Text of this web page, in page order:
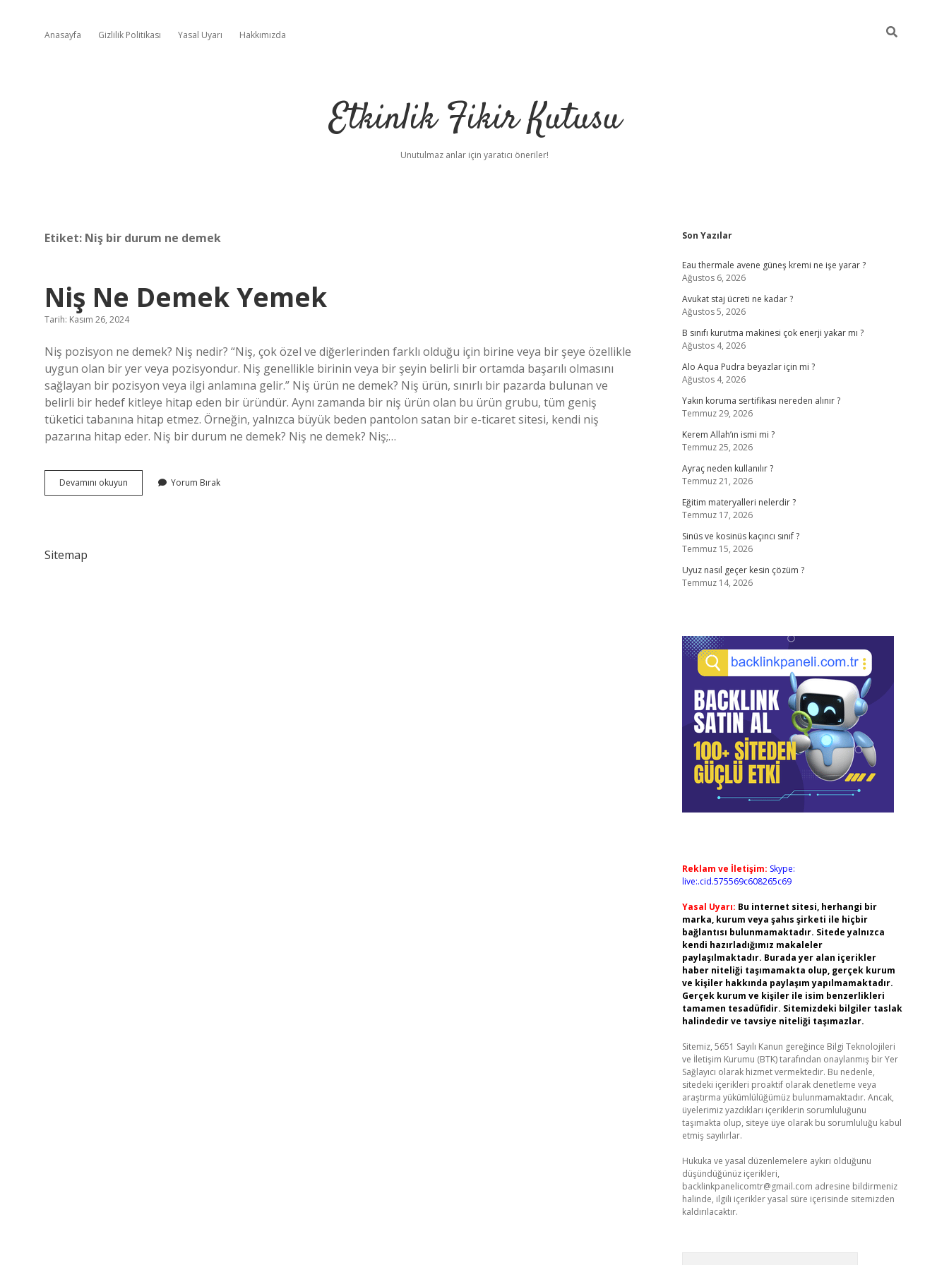
Anasayfa Gizlilik Politikası Yasal Uyarı Hakkımızda
Etkinlik Fikir Kutusu
Unutulmaz anlar için yaratıcı öneriler!
Etiket: Niş bir durum ne demek
Niş Ne Demek Yemek
Tarih: Kasım 26, 2024
Niş pozisyon ne demek? Niş nedir? “Niş, çok özel ve diğerlerinden farklı olduğu için birine veya bir şeye özellikle
uygun olan bir yer veya pozisyondur. Niş genellikle birinin veya bir şeyin belirli bir ortamda başarılı olmasını
sağlayan bir pozisyon veya ilgi anlamına gelir.” Niş ürün ne demek? Niş ürün, sınırlı bir pazarda bulunan ve
belirli bir hedef kitleye hitap eden bir üründür. Aynı zamanda bir niş ürün olan bu ürün grubu, tüm geniş
tüketici tabanına hitap etmez. Örneğin, yalnızca büyük beden pantolon satan bir e-ticaret sitesi, kendi niş
pazarına hitap eder. Niş bir durum ne demek? Niş ne demek? Niş;…
Devamını okuyun
Ne
Yorum Bırak
Sitemap
Sidebar
Son Yazılar
Eau thermale avene güneş kremi ne işe yarar ?
Ağustos 6, 2026
Avukat staj ücreti ne kadar ?
Ağustos 5, 2026
B sınıfı kurutma makinesi çok enerji yakar mı ?
Ağustos 4, 2026
Alo Aqua Pudra beyazlar için mi ?
Ağustos 4, 2026
Yakın koruma sertifikası nereden alınır ?
Temmuz 29, 2026
Kerem Allah’ın ismi mi ?
Temmuz 25, 2026
Ayraç neden kullanılır ?
Temmuz 21, 2026
Eğitim materyalleri nelerdir ?
Temmuz 17, 2026
Sinüs ve kosinüs kaçıncı sınıf ?
Temmuz 15, 2026
Uyuz nasıl geçer kesin çözüm ?
Temmuz 14, 2026
Reklam ve İletişim: Skype:
live:.cid.575569c608265c69
Yasal Uyarı: Bu internet sitesi, herhangi bir
marka, kurum veya şahıs şirketi ile hiçbir
bağlantısı bulunmamaktadır. Sitede yalnızca
kendi hazırladığımız makaleler
paylaşılmaktadır. Burada yer alan içerikler
haber niteliği taşımamakta olup, gerçek kurum
ve kişiler hakkında paylaşım yapılmamaktadır.
Gerçek kurum ve kişiler ile isim benzerlikleri
tamamen tesadüfidir. Sitemizdeki bilgiler taslak
halindedir ve tavsiye niteliği taşımazlar.
Sitemiz, 5651 Sayılı Kanun gereğince Bilgi Teknolojileri
ve İletişim Kurumu (BTK) tarafından onaylanmış bir Yer
Sağlayıcı olarak hizmet vermektedir. Bu nedenle,
sitedeki içerikleri proaktif olarak denetleme veya
araştırma yükümlülüğümüz bulunmamaktadır. Ancak,
üyelerimiz yazdıkları içeriklerin sorumluluğunu
taşımakta olup, siteye üye olarak bu sorumluluğu kabul
etmiş sayılırlar.
Hukuka ve yasal düzenlemelere aykırı olduğunu
düşündüğünüz içerikleri,
backlinkpanelicomtr@gmail.com adresine bildirmeniz
halinde, ilgili içerikler yasal süre içerisinde sitemizden
kaldırılacaktır.